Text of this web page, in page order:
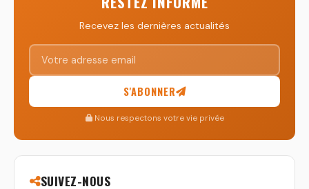
Recevez les dernières actualités
S'ABONNER
Nous respectons votre vie privée
SUIVEZ-NOUS